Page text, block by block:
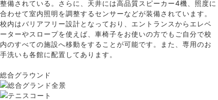
整備されている。さらに、天井には高品質スピーカー4機、照度に
合わせて室内照明を調整するセンサーなどが装備されています。
校内はバリアフリー設計となっており、エントランスからエレベ
ーターやスロープを使えば、車椅子をお使いの方でもご自分で校
内のすべての施設へ移動をすることが可能です。また、専用のお
手洗いも各館に配置してあります。
総合グラウンド